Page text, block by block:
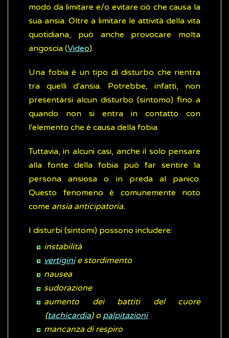
modo da limitare e/o evitare ciò che causa la
sua ansia. Oltre a limitare le attività della vita
quotidiana, può anche provocare molta
angoscia (Video).
Una fobia è un tipo di disturbo che rientra
tra quelli d'ansia. Potrebbe, infatti, non
presentarsi alcun disturbo (sintomo) fino a
quando non si entra in contatto con
l'elemento che è causa della fobia.
Tuttavia, in alcuni casi, anche il solo pensare
alla fonte della fobia può far sentire la
persona ansiosa o in preda al panico.
Questo fenomeno è comunemente noto
come ansia anticipatoria.
I disturbi (sintomi) possono includere:
instabilità
vertiginie stordimento
nausea
sudorazione
aumento dei battiti del cuore
(tachicardia) o palpitazioni
mancanza di respiro